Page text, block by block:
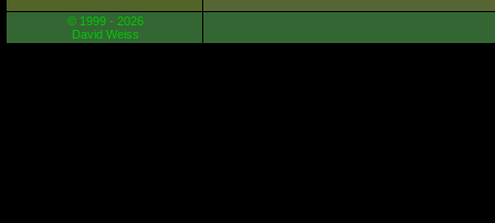
© 1999 - 2026
David Weiss